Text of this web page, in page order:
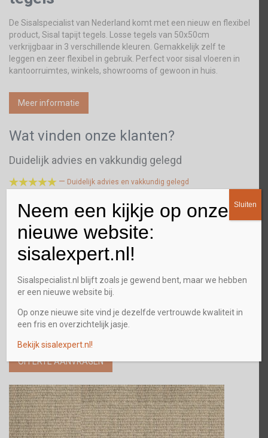
De Sisalspecialist van Nederland komt met een nieuw en flexibel
product, Sisal tapijt tegels. Losse tegels van 50x50cm
verkrijgbaar in 3 verschillende kleuren. Gemakkelijk zelf te
leggen en zeer flexibel in gebruik. Perfect voor sisal vloeren in
kantoorruimtes, winkels, showrooms of gewoon in huis.
Meer informatie
Wat vinden onze klanten?
Duidelijk advies en vakkundig gelegd
 — Duidelijk advies en vakkundig gelegd
Wij hebben onze vloer laten leggen door de sisal specialist. Erg
vakkundig gingen zij te werk en waren snel klaar. En dat
allemaal voor een prima prijs! Een echte aanrader!
Interesse?
Via de knop “Offerte aanvragen” kunt u een geheel vrijblijvende
offerte aanvragen. Tijdens het invullen heeft u de mogelijkheid
om de gewenste Sisal variant in te vullen. Alle varianten kunt u
OFFERTE AANVRAGEN
Neem een kijkje op onze
nieuwe website:
sisalexpert.nl!
Sisalspecialist.nl blijft zoals je gewend bent, maar we hebben
er een nieuwe website bij.
Op onze nieuwe site vind je dezelfde vertrouwde kwaliteit in
een fris en overzichtelijk jasje.
Bekijk sisalexpert.nl!
Sluiten